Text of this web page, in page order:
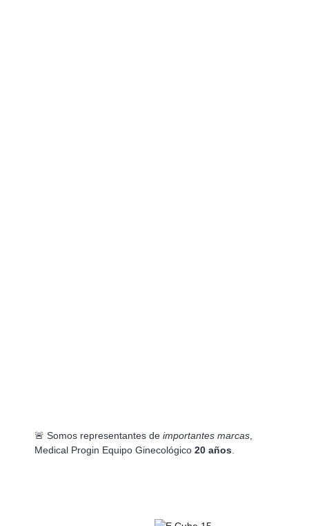
🚨 Somos representantes de importantes marcas,
Medical Progin Equipo Ginecológico 20 años.